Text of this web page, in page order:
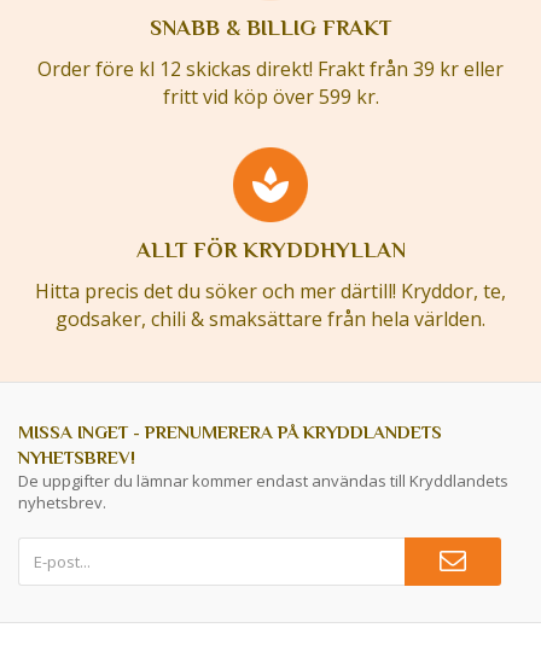
SNABB & BILLIG FRAKT
Order före kl 12 skickas direkt! Frakt från 39 kr eller
fritt vid köp över 599 kr.
ALLT FÖR KRYDDHYLLAN
Hitta precis det du söker och mer därtill! Kryddor, te,
godsaker, chili & smaksättare från hela världen.
MISSA INGET - PRENUMERERA PÅ KRYDDLANDETS
NYHETSBREV!
De uppgifter du lämnar kommer endast användas till Kryddlandets
nyhetsbrev.